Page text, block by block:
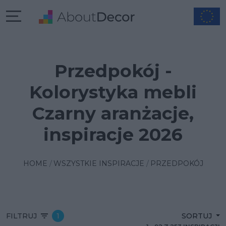
Przedpokój -
Kolorystyka mebli
Czarny aranżacje,
inspiracje 2026
HOME WSZYSTKIE INSPIRACJE PRZEDPOKÓJ
FILTRUJ 1 SORTUJ